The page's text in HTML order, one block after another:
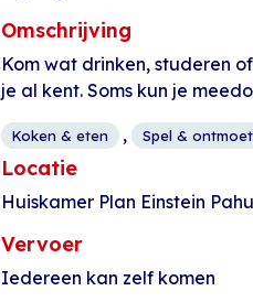
Omschrijving
Kom wat drinken, studeren
je al kent. Soms kun je
Koken & eten , Spel &
Locatie
Huiskamer Plan Einstein
Vervoer
Iedereen kan zelf komen